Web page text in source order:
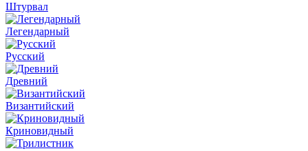
Штурвал
Легендарный
Русский
Древний
Византийский
Криновидный